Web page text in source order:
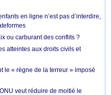
en ligne n’est pas d’interdire,
ou carburant des conflits ?
atteintes aux droits civils et
le « règne de la terreur » imposé
veut réduire de moitié le